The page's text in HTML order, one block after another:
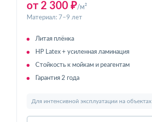
от 2 300 ₽/м²
Материал: 7–9 лет
Литая плёнка
HP Latex + усиленная ламинация
Стойкость к мойкам и реагентам
Гарантия 2 года
Для интенсивной эксплуатации на объектах